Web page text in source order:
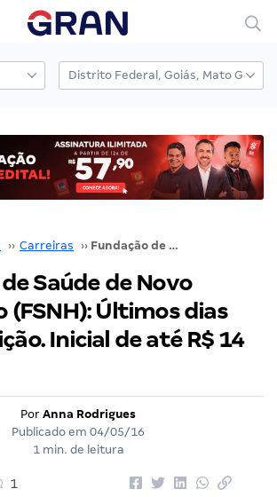
›› Carreiras ›› Fundação de Saúde de Novo Hamburgo (FSNH): Últimos dias para inscrição. Inicial de até R$ 14 mil!
Saúde de Novo
(FSNH): Últimos dias
Inicial de até R$ 14
Por Anna Rodrigues
Publicado em 04/05/16
1 min. de leitura
1